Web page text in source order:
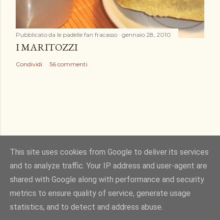
Pubblicato da le padelle fan fracasso gennaio 28, 2010
I MARITOZZI
Condividi 56 commenti
Powered by Blogger
Immagini dei temi diGintare Marcel
Tutti i diritti riservati Sandra Merizzi
This site uses cookies from Google to deliver its services
and to analyze traffic. Your IP address and user-agent are
shared with Google along with performance and security
metrics to ensure quality of service, generate usage
statistics, and to detect and address abuse.